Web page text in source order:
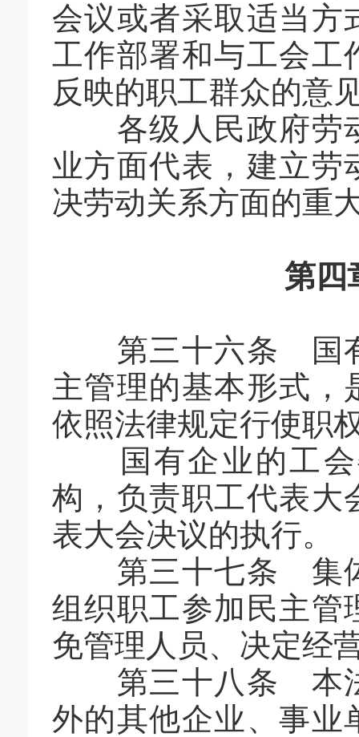
会议或者采取适当方
工作部署和与工会工
反映的职工群众的意
各级人民政府劳动
业方面代表，建立劳
决劳动关系方面的重
第
第三十六条 国有
主管理的基本形式，
依照法律规定行使职
国有企业的工会
构，负责职工代表大
表大会决议的执行。
第三十七条 集体
组织职工参加民主管
免管理人员、决定经
第三十八条 本法
外的其他企业、事业